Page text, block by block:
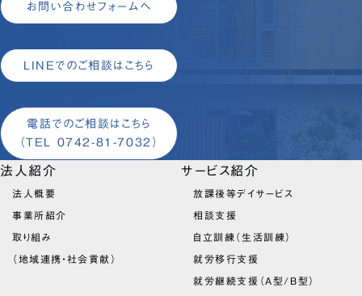
お問い合わせフォームへ
LINEでのご相談はこちら
電話でのご相談はこちら
（TEL 0742-81-7032）
法人紹介
法人概要
事業所紹介
取り組み
（地域連携・社会貢献）
サービス紹介
放課後等デイサービス
相談支援
自立訓練（生活訓練）
就労移行支援
就労継続支援（A型/B型）